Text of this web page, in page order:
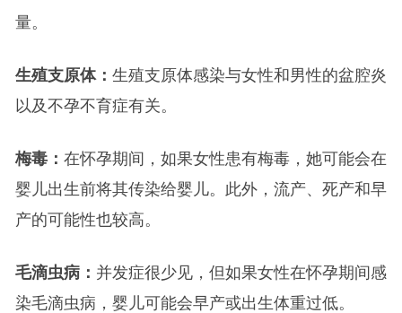
量。
生殖支原体： 生殖支原体感染与女性和男性的盆腔炎
以及不孕不育症有关。
梅毒： 在怀孕期间，如果女性患有梅毒，她可能会在
婴儿出生前将其传染给婴儿。此外，流产、死产和早
产的可能性也较高。
毛滴虫病： 并发症很少见，但如果女性在怀孕期间感
染毛滴虫病，婴儿可能会早产或出生体重过低。